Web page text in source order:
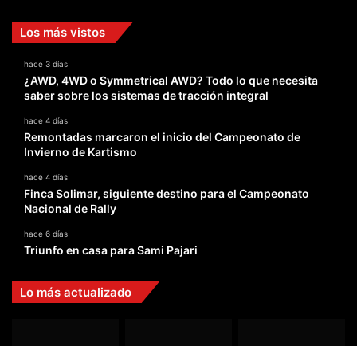
Los más vistos
hace 3 días
¿AWD, 4WD o Symmetrical AWD? Todo lo que necesita
saber sobre los sistemas de tracción integral
hace 4 días
Remontadas marcaron el inicio del Campeonato de
Invierno de Kartismo
hace 4 días
Finca Solimar, siguiente destino para el Campeonato
Nacional de Rally
hace 6 días
Triunfo en casa para Sami Pajari
Lo más actualizado